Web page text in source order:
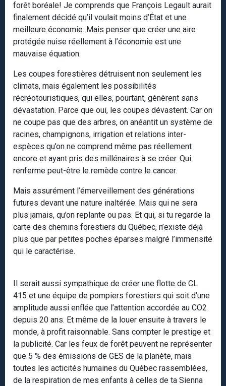
forêt boréale! Je comprends que François Legault aurait
finalement décidé qu’il voulait moins d’État et une
meilleure économie. Mais penser que créer une aire
protégée nuise réellement à l’économie est une
mauvaise équation.
Les coupes forestières détruisent non seulement les
climats, mais également les possibilités
récréotouristiques, qui elles, pourtant, génèrent sans
dévastation. Parce que oui, les coupes dévastent. Car on
ne coupe pas que des arbres, on anéantit un système de
racines, champignons, irrigation et relations inter-
espèces qu’on ne comprend même pas réellement
encore et ayant pris des millénaires à se créer. Qui
renferme peut-être le remède contre le cancer.
Mais assurément l’émerveillement des générations
futures devant une nature inaltérée. Mais qui ne sera
plus jamais, qu’on replante ou pas. Et qui, si tu regarde la
carte des chemins forestiers du Québec, n’existe déjà
plus que par petites poches éparses malgré l’immensité
qui le caractérise.
Il serait aussi sympathique de créer une flotte de CL
415 et une équipe de pompiers forestiers qui soit d’une
amplitude aussi enflée que l’attention accordée au CO2
depuis 20 ans. Et même de la louer ensuite à travers le
monde, à profit raisonnable. Sans compter le prestige et
la publicité. Car les feux de forêt peuvent ne représenter
que 5 % des émissions de GES de la planète, mais
toutes les acticités humaines du Québec rassemblées,
de la respiration de mes enfants à celles de ta Sienna